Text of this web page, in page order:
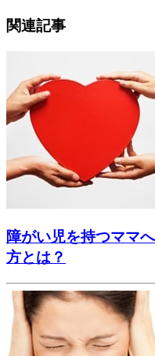
関連記事
障がい児を持つママ
方とは？